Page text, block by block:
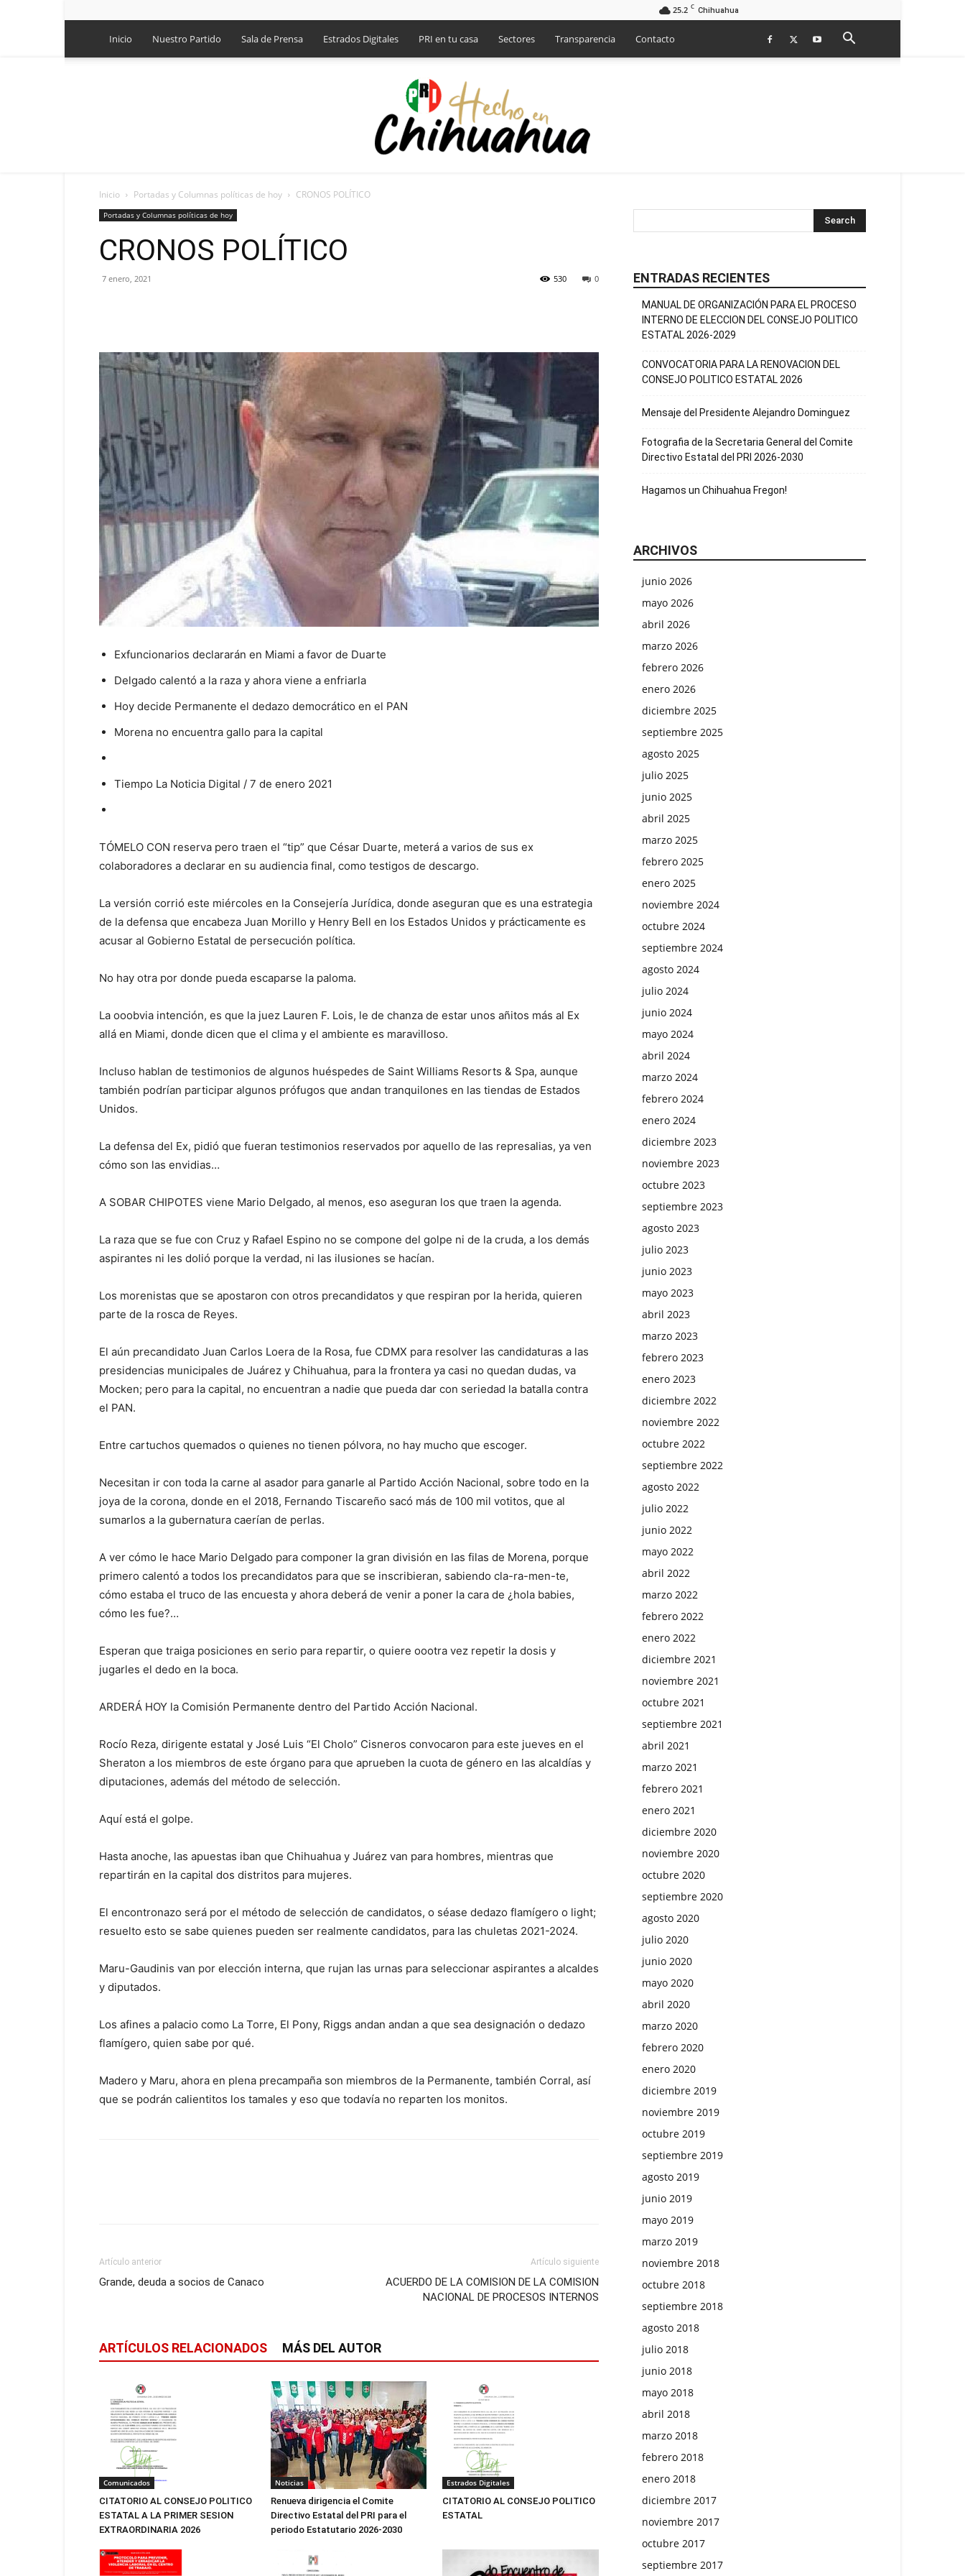
25.2 C Chihuahua
Inicio Nuestro Partido Sala de Prensa Estrados Digitales PRI en tu casa Sectores Transparencia Contacto
CDE
Inicio Portadas y Columnas políticas de hoy CRONOS POLÍTICO
Portadas y Columnas políticas de hoy
CRONOS POLÍTICO
7 enero, 2021 0
530
Exfuncionarios declararán en Miami a favor de Duarte
Delgado calentó a la raza y ahora viene a enfriarla
Hoy decide Permanente el dedazo democrático en el PAN
Morena no encuentra gallo para la capital
Tiempo La Noticia Digital / 7 de enero 2021
TÓMELO CON reserva pero traen el “tip” que César Duarte, meterá a varios de sus ex
colaboradores a declarar en su audiencia final, como testigos de descargo.
La versión corrió este miércoles en la Consejería Jurídica, donde aseguran que es una estrategia
de la defensa que encabeza Juan Morillo y Henry Bell en los Estados Unidos y prácticamente es
acusar al Gobierno Estatal de persecución política.
No hay otra por donde pueda escaparse la paloma.
La ooobvia intención, es que la juez Lauren F. Lois, le de chanza de estar unos añitos más al Ex
allá en Miami, donde dicen que el clima y el ambiente es maravilloso.
Incluso hablan de testimonios de algunos huéspedes de Saint Williams Resorts & Spa, aunque
también podrían participar algunos prófugos que andan tranquilones en las tiendas de Estados
Unidos.
La defensa del Ex, pidió que fueran testimonios reservados por aquello de las represalias, ya ven
cómo son las envidias…
A SOBAR CHIPOTES viene Mario Delgado, al menos, eso aseguran los que traen la agenda.
La raza que se fue con Cruz y Rafael Espino no se compone del golpe ni de la cruda, a los demás
aspirantes ni les dolió porque la verdad, ni las ilusiones se hacían.
Los morenistas que se apostaron con otros precandidatos y que respiran por la herida, quieren
parte de la rosca de Reyes.
El aún precandidato Juan Carlos Loera de la Rosa, fue CDMX para resolver las candidaturas a las
presidencias municipales de Juárez y Chihuahua, para la frontera ya casi no quedan dudas, va
Mocken; pero para la capital, no encuentran a nadie que pueda dar con seriedad la batalla contra
el PAN.
Entre cartuchos quemados o quienes no tienen pólvora, no hay mucho que escoger.
Necesitan ir con toda la carne al asador para ganarle al Partido Acción Nacional, sobre todo en la
joya de la corona, donde en el 2018, Fernando Tiscareño sacó más de 100 mil votitos, que al
sumarlos a la gubernatura caerían de perlas.
A ver cómo le hace Mario Delgado para componer la gran división en las filas de Morena, porque
primero calentó a todos los precandidatos para que se inscribieran, sabiendo cla-ra-men-te,
cómo estaba el truco de las encuesta y ahora deberá de venir a poner la cara de ¿hola babies,
cómo les fue?…
Esperan que traiga posiciones en serio para repartir, o quiere oootra vez repetir la dosis y
jugarles el dedo en la boca.
ARDERÁ HOY la Comisión Permanente dentro del Partido Acción Nacional.
Rocío Reza, dirigente estatal y José Luis “El Cholo” Cisneros convocaron para este jueves en el
Sheraton a los miembros de este órgano para que aprueben la cuota de género en las alcaldías y
diputaciones, además del método de selección.
Aquí está el golpe.
Hasta anoche, las apuestas iban que Chihuahua y Juárez van para hombres, mientras que
repartirán en la capital dos distritos para mujeres.
El encontronazo será por el método de selección de candidatos, o séase dedazo flamígero o light;
resuelto esto se sabe quienes pueden ser realmente candidatos, para las chuletas 2021-2024.
Maru-Gaudinis van por elección interna, que rujan las urnas para seleccionar aspirantes a alcaldes
y diputados.
Los afines a palacio como La Torre, El Pony, Riggs andan andan a que sea designación o dedazo
flamígero, quien sabe por qué.
Madero y Maru, ahora en plena precampaña son miembros de la Permanente, también Corral, así
que se podrán calientitos los tamales y eso que todavía no reparten los monitos.
Artículo anterior
Grande, deuda a socios de Canaco
Artículo siguiente
ACUERDO DE LA COMISION DE LA COMISION
NACIONAL DE PROCESOS INTERNOS
ARTÍCULOS RELACIONADOS MÁS DEL AUTOR
Comunicados
CITATORIO AL CONSEJO POLITICO
ESTATAL A LA PRIMER SESION
EXTRAORDINARIA 2026
Noticias
Renueva dirigencia el Comite
Directivo Estatal del PRI para el
periodo Estatutario 2026-2030
Estrados Digitales
CITATORIO AL CONSEJO POLITICO
ESTATAL
ENTRADAS RECIENTES
MANUAL DE ORGANIZACIÓN PARA EL PROCESO
INTERNO DE ELECCION DEL CONSEJO POLITICO
ESTATAL 2026-2029
CONVOCATORIA PARA LA RENOVACION DEL
CONSEJO POLITICO ESTATAL 2026
Mensaje del Presidente Alejandro Dominguez
Fotografia de la Secretaria General del Comite
Directivo Estatal del PRI 2026-2030
Hagamos un Chihuahua Fregon!
ARCHIVOS
junio 2026
mayo 2026
abril 2026
marzo 2026
febrero 2026
enero 2026
diciembre 2025
septiembre 2025
agosto 2025
julio 2025
junio 2025
abril 2025
marzo 2025
febrero 2025
enero 2025
noviembre 2024
octubre 2024
septiembre 2024
agosto 2024
julio 2024
junio 2024
mayo 2024
abril 2024
marzo 2024
febrero 2024
enero 2024
diciembre 2023
noviembre 2023
octubre 2023
septiembre 2023
agosto 2023
julio 2023
junio 2023
mayo 2023
abril 2023
marzo 2023
febrero 2023
enero 2023
diciembre 2022
noviembre 2022
octubre 2022
septiembre 2022
agosto 2022
julio 2022
junio 2022
mayo 2022
abril 2022
marzo 2022
febrero 2022
enero 2022
diciembre 2021
noviembre 2021
octubre 2021
septiembre 2021
abril 2021
marzo 2021
febrero 2021
enero 2021
diciembre 2020
noviembre 2020
octubre 2020
septiembre 2020
agosto 2020
julio 2020
junio 2020
mayo 2020
abril 2020
marzo 2020
febrero 2020
enero 2020
diciembre 2019
noviembre 2019
octubre 2019
septiembre 2019
agosto 2019
junio 2019
mayo 2019
marzo 2019
noviembre 2018
octubre 2018
septiembre 2018
agosto 2018
julio 2018
junio 2018
mayo 2018
abril 2018
marzo 2018
febrero 2018
enero 2018
diciembre 2017
noviembre 2017
octubre 2017
septiembre 2017